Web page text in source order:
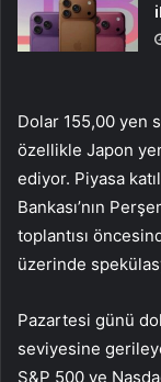
Dolar 155,00 yen
özellikle Japon
ediyor. Piyasa
Bankası’nın
toplantısı
üzerinde
Pazartesi günü
seviyesine
S&P 500 ve